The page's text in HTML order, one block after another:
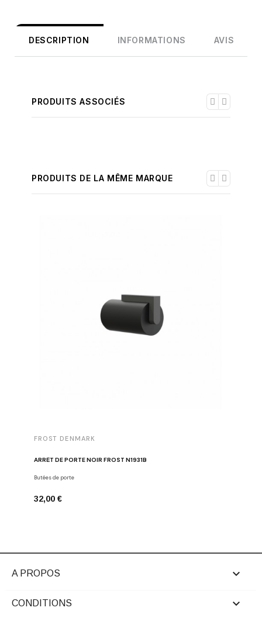
DESCRIPTION INFORMATIONS AVIS
PRODUITS ASSOCIÉS
PRODUITS DE LA MÊME MARQUE
FROST DENMARK
ARRÊT DE PORTE NOIR FROST N1931B
Butées de porte
32,00 €
A PROPOS 
CONDITIONS 